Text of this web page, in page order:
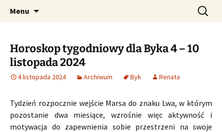
CzaroMarowy horoskop
dzienny, miesięczny i
tygodniowy
Profesjonalne przepowiednie astrologiczne
Menu Szukaj:
Horoskop tygodniowy dla Byka 4 – 10
listopada 2024
4 listopada 2024 Archiwum Byk Renata
Tydzień rozpocznie wejście Marsa do znaku Lwa, w którym
pozostanie dwa miesiące, wzrośnie więc aktywność i
motywacja do zapewnienia sobie przestrzeni na swoje